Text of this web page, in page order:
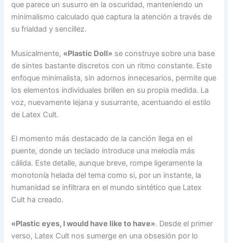
que parece un susurro en la oscuridad, manteniendo un
minimalismo calculado que captura la atención a través de
su frialdad y sencillez.
Musicalmente, «Plastic Doll» se construye sobre una base
de sintes bastante discretos con un ritmo constante. Este
enfoque minimalista, sin adornos innecesarios, permite que
los elementos individuales brillen en su propia medida. La
voz, nuevamente lejana y susurrante, acentuando el estilo
de Latex Cult.
El momento más destacado de la canción llega en el
puente, donde un teclado introduce una melodía más
cálida. Este detalle, aunque breve, rompe ligeramente la
monotonía helada del tema como si, por un instante, la
humanidad se infiltrara en el mundo sintético que Latex
Cult ha creado.
«Plastic eyes, I would have like to have». Desde el primer
verso, Latex Cult nos sumerge en una obsesión por lo